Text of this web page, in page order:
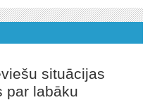
situācijas
par labāku